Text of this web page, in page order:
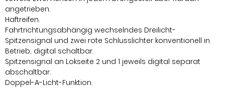
angetrieben.
Haftreifen.
Fahrtrichtungsabhängig wechselndes Dreilicht-
Spitzensignal und zwei rote Schlusslichter konventionell in
Betrieb, digital schaltbar.
Spitzensignal an Lokseite 2 und 1 jeweils digital separat
abschaltbar.
Doppel-A-Licht-Funktion.